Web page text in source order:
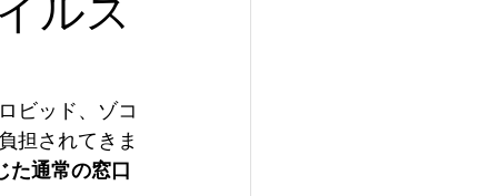
ルス
ビッド、ゾコ
担されてきま
た通常の窓口